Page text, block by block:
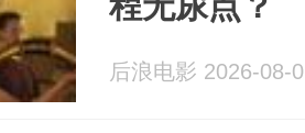
后浪电影 2026-08-